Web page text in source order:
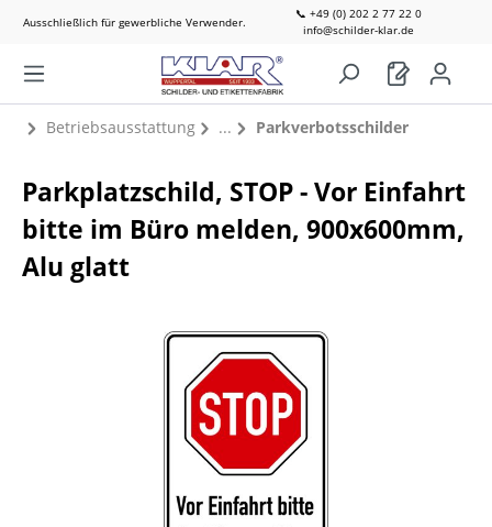
Ausschließlich für gewerbliche Verwender.
📞 +49 (0) 202 2 77 22 0
info@schilder-klar.de
Betriebsausstattung Parkverbotsschilder
Parkplatzschild, STOP - Vor Einfahrt
bitte im Büro melden, 900x600mm,
Alu glatt